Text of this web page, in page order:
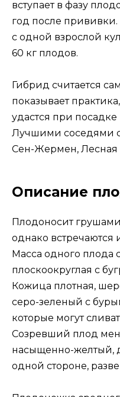
вступает в фазу
год после прививки.
с одной взрослой
60 кг плодов.
Гибрид считается
показывает
удастся при
Лучшими соседями
Сен-Жермен, Лесная
Описание
Плодоносит
однако
Масса одного плода
плоскоокруглая с
Кожица плотная,
серо-зеленый с
которые могут
Созревший плод
насыщенно-желтый,
одной стороне,